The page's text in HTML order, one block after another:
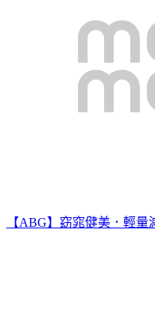
【ABG】窈窕健美．輕